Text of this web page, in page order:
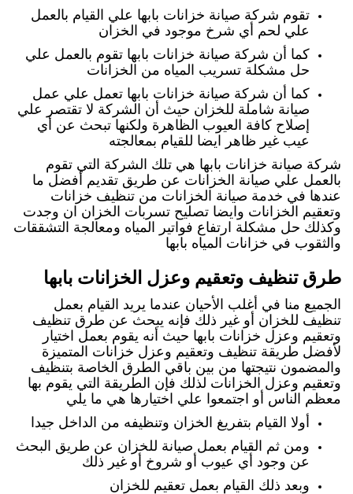
تقوم شركة صيانة خزانات بابها علي القيام بالعمل
علي لحم أي شرخ موجود في الخزان
كما أن شركة صيانة خزانات بابها تقوم بالعمل علي
حل مشكلة تسريب المياه من الخزانات
كما أن شركة صيانة خزانات بابها تعمل علي عمل
صيانة شاملة للخزان حيث أن الشركة لا تقتصر علي
إصلاح كافة العيوب الظاهرة ولكنها تبحث عن أي
عيب غير ظاهر ايضا للقيام بمعالجته
شركة صيانة خزانات بابها هي تلك الشركة التي تقوم
بالعمل علي صيانة الخزانات عن طريق تقديم أفضل ما
عندها في خدمة صيانة الخزانات من تنظيف خزانات
وتعقيم الخزانات وايضا تصليح تسربات الخزان ان وجدت
وكذلك حل مشكلة ارتفاع فواتير المياه ومعالجة التشققات
والثقوب في خزانات المياه بابها
طرق تنظيف وتعقيم وعزل الخزانات بابها
الجميع منا في أغلب الأحيان عندما يريد القيام بعمل
تنظيف للخزان أو غير ذلك فإنه يبحث عن طرق تنظيف
وتعقيم وعزل خزانات بابها حيث أنه يقوم بعمل اختيار
لأفضل طريقة تنظيف وتعقيم وعزل خزانات المتميزة
والمضمون نتيجتها من بين باقي الطرق الخاصة بتنظيف
وتعقيم وعزل الخزانات لذلك فإن الطريقة التي يقوم بها
معظم الناس أو اجتمعوا علي اختيارها هي ما يلي
أولا القيام بتفريغ الخزان وتنظيفه من الداخل جيدا
ومن ثم القيام بعمل صيانة للخزان عن طريق البحث
عن وجود أي عيوب أو شروخ أو غير ذلك
وبعد ذلك القيام بعمل تعقيم للخزان